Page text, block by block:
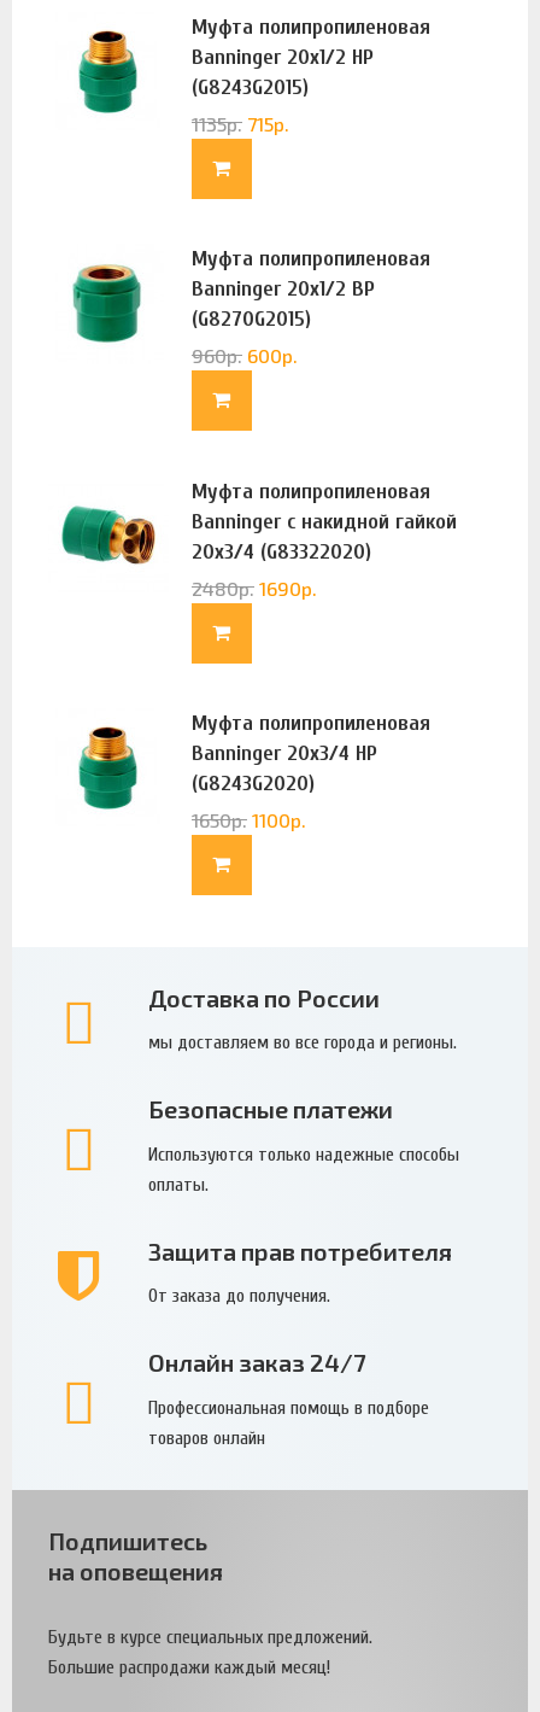
Муфта полипропиленовая
Banninger 20х1/2 НР
(G8243G2015)
1135р. 715р.
Муфта полипропиленовая
Banninger 20х1/2 ВР
(G8270G2015)
960р. 600р.
Муфта полипропиленовая
Banninger с накидной гайкой
20х3/4 (G83322020)
2480р. 1690р.
Муфта полипропиленовая
Banninger 20х3/4 НР
(G8243G2020)
1650р. 1100р.
Доставка по России
мы доставляем во все города и регионы.
Безопасные платежи
Используются только надежные способы
оплаты.
Защита прав потребителя
От заказа до получения.
Онлайн заказ 24/7
Профессиональная помощь в подборе
товаров онлайн
Подпишитесь
на оповещения
Будьте в курсе специальных предложений.
Большие распродажи каждый месяц!